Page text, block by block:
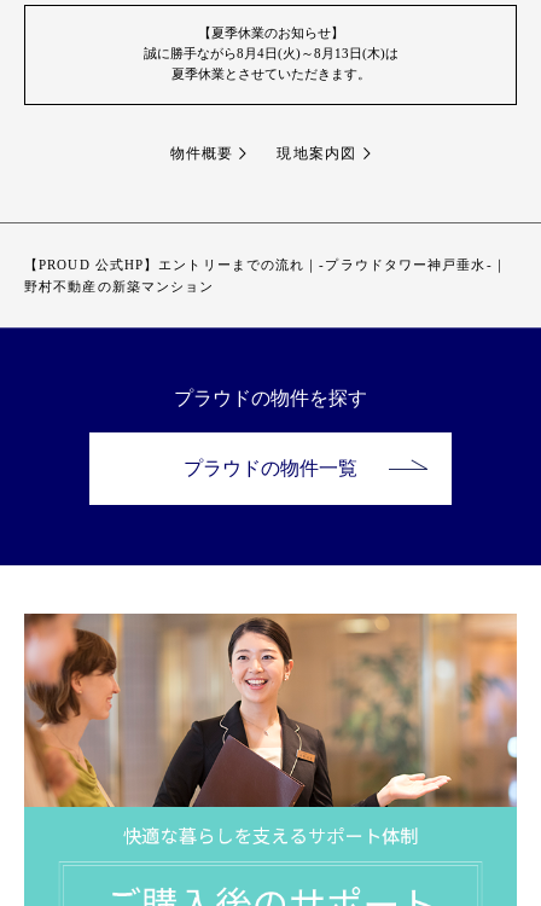
【PROUD 公式HP】エントリーまでの流れ｜-プラウドタワー神戸垂水-｜
野村不動産の新築マンション
【夏季休業のお知らせ】
誠に勝手ながら8月4日(火)～8月13日(木)は
夏季休業とさせていただきます。
物件概要 現地案内図
プラウドの物件を探す
プラウドの物件一覧